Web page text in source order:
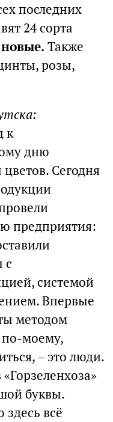
последних
24 сорта
Также
розы,
к
дню
Сегодня
предприятия:
с
системой
Впервые
методом
по-моему,
– это люди.
буквы.
всё